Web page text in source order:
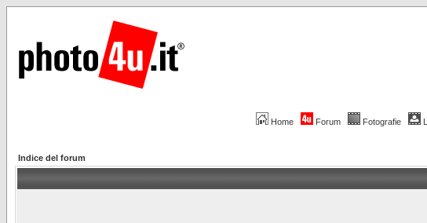
Home Forum Fotografie
Indice del forum